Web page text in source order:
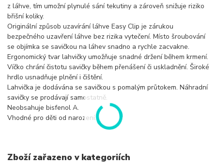
z láhve, tím umožní plynulé sání tekutiny a zároveň snižuje riziko
břišní koliky.
Originální způsob uzavírání láhve Easy Clip je zárukou
bezpečného uzavření láhve bez rizika vytečení. Místo šroubování
se objímka se savičkou na láhev snadno a rychle zacvakne.
Ergonomický tvar lahvičky umožňuje snadné držení během krmení.
Víčko chrání čistotu savičky během přenášení či uskladnění. Široké
hrdlo usnadňuje plnění i čištění.
Lahvička je dodávána se savičkou s pomalým průtokem. Náhradní
savičky se prodávají samostatně.
Neobsahuje bisfenol A.
Vhodné pro děti od narození.
Zboží zařazeno v kategoriích